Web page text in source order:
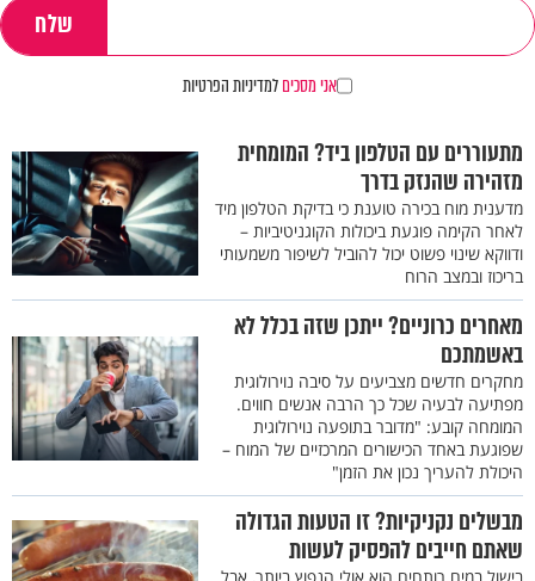
אני מסכיםלמדיניות הפרטיות
מתעוררים עם הטלפון ביד? המומחית
מזהירה שהנזק בדרך
מדענית מוח בכירה טוענת כי בדיקת הטלפון מיד
לאחר הקימה פוגעת ביכולות הקוגניטיביות –
ודווקא שינוי פשוט יכול להוביל לשיפור משמעותי
בריכוז ובמצב הרוח
מאחרים כרוניים? ייתכן שזה בכלל לא
באשמתכם
מחקרים חדשים מצביעים על סיבה נוירולוגית
מפתיעה לבעיה שכל כך הרבה אנשים חווים.
המומחה קובע: "מדובר בתופעה נוירולוגית
שפוגעת באחד הכישורים המרכזיים של המוח –
היכולת להעריך נכון את הזמן"
מבשלים נקניקיות? זו הטעות הגדולה
שאתם חייבים להפסיק לעשות